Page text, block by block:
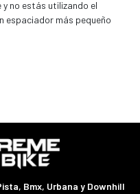
no estás utilizando el
espaciador más pequeño
Bmx, Urbana y Downhill